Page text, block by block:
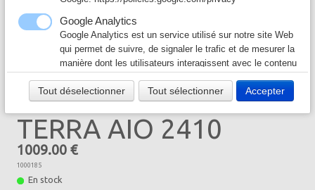
Câble & Connecteur
Logiciel & Papier▼
TERRA AIO 2410
1009.00 €
1000185
En stock
Google Analytics
Google Analytics est un service utilisé sur notre site Web
qui permet de suivre, de signaler le trafic et de mesurer la
manière dont les utilisateurs interagissent avec le contenu
meilleurs services.
Google Ad
Notre site Web utilise Google Ads pour afficher du
contenu publicitaire. En l'activant, vous acceptez les
règles de confidentialité de Google:
Tout déselectionner Tout sélectionner Accepter